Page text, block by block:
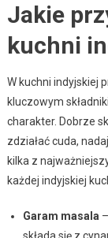
Jakie
kuchni
W kuchni indyjskiej
kluczowym
charakter. Dobrze
zdziałać cuda,
kilka z
każdej indyjskiej
Garam masala